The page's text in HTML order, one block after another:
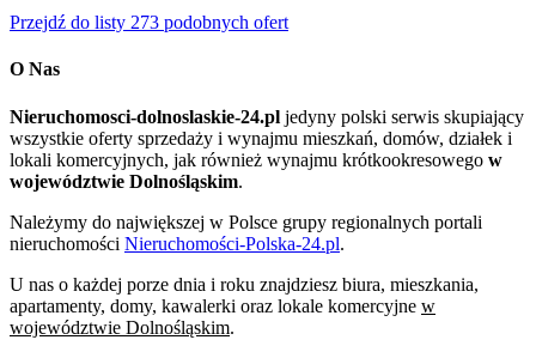
Przejdź do listy 273 podobnych ofert
O Nas
Nieruchomosci-dolnoslaskie-24.pl jedyny polski serwis skupiający
wszystkie oferty sprzedaży i wynajmu mieszkań, domów, działek i
lokali komercyjnych, jak również wynajmu krótkookresowego w
województwie Dolnośląskim.
Należymy do największej w Polsce grupy regionalnych portali
nieruchomości Nieruchomości-Polska-24.pl.
U nas o każdej porze dnia i roku znajdziesz biura, mieszkania,
apartamenty, domy, kawalerki oraz lokale komercyjne w
województwie Dolnośląskim.